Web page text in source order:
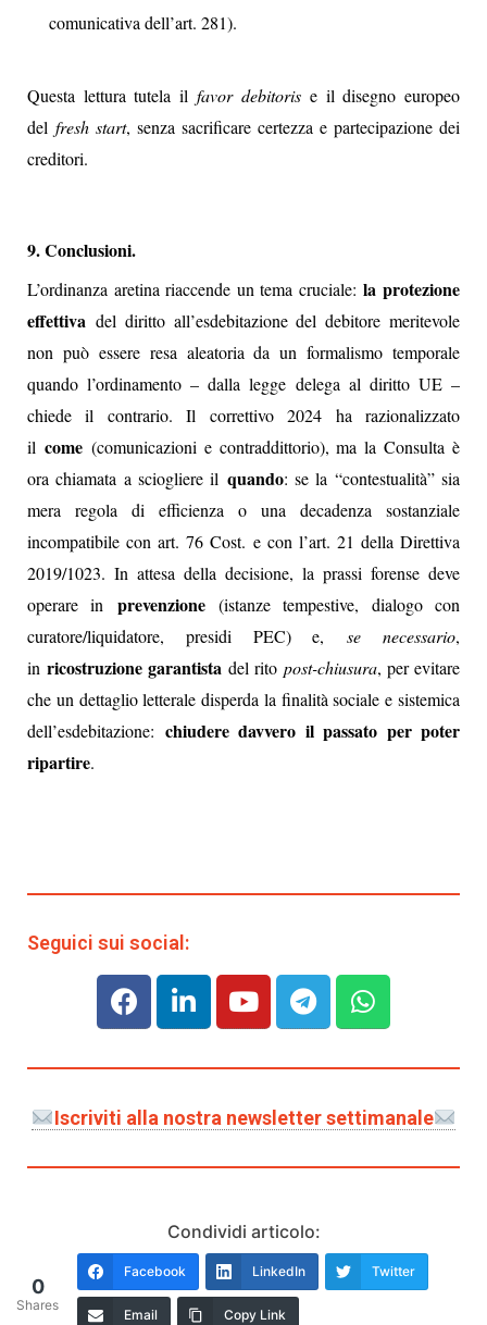
comunicativa dell’art. 281).
Questa lettura tutela ilfavor debitorise il disegno europeo
del fresh start, senza sacrificare certezza e partecipazione dei
creditori.
9. Conclusioni.
L’ordinanza aretina riaccende un tema cruciale:la protezione
effettiva del diritto all’esdebitazione del debitore meritevole
non può essere resa aleatoria da un formalismo temporale
quando l’ordinamento – dalla legge delega al diritto UE –
chiede il contrario. Il correttivo 2024 ha razionalizzato
il come(comunicazioni e contraddittorio), ma la Consulta è
ora chiamata a sciogliere il quando: se la “contestualità” sia
mera regola di efficienza o una decadenza sostanziale
incompatibile con art. 76 Cost. e con l’art. 21 della Direttiva
2019/1023. In attesa della decisione, la prassi forense deve
operare in prevenzione(istanze tempestive, dialogo con
curatore/liquidatore, presidi PEC) e,se necessario,
in ricostruzione garantista del rito post-chiusura, per evitare
che un dettaglio letterale disperda la finalità sociale e sistemica
dell’esdebitazione: chiudere davvero il passato per poter
ripartire.
Seguici sui social:
Iscriviti alla nostra newsletter settimanale
Condividi articolo:
0
Shares
Facebook LinkedIn Twitter
Email Copy Link